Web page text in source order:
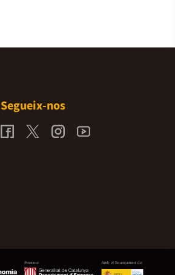
Segueix-nos
Promou: Amb el finançament de: